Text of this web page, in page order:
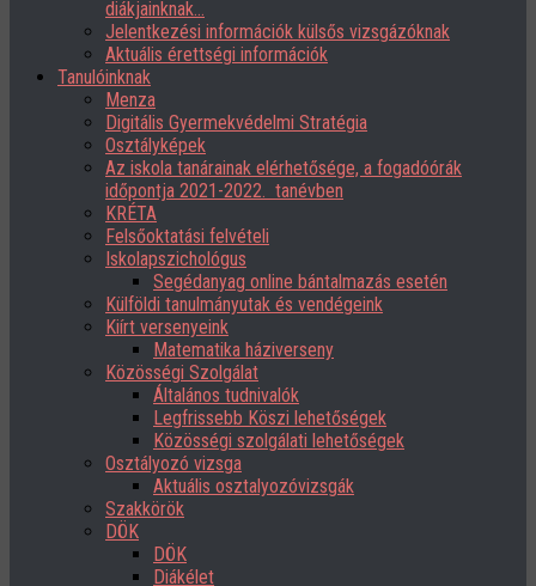
diákjainknak…
Jelentkezési információk külsős vizsgázóknak
Aktuális érettségi információk
Tanulóinknak
Menza
Digitális Gyermekvédelmi Stratégia
Osztályképek
Az iskola tanárainak elérhetősége, a fogadóórák
időpontja 2021-2022. tanévben
KRÉTA
Felsőoktatási felvételi
Iskolapszichológus
Segédanyag online bántalmazás esetén
Külföldi tanulmányutak és vendégeink
Kiírt versenyeink
Matematika háziverseny
Közösségi Szolgálat
Általános tudnivalók
Legfrissebb Köszi lehetőségek
Közösségi szolgálati lehetőségek
Osztályozó vizsga
Aktuális osztalyozóvizsgák
Szakkörök
DÖK
DÖK
Diákélet